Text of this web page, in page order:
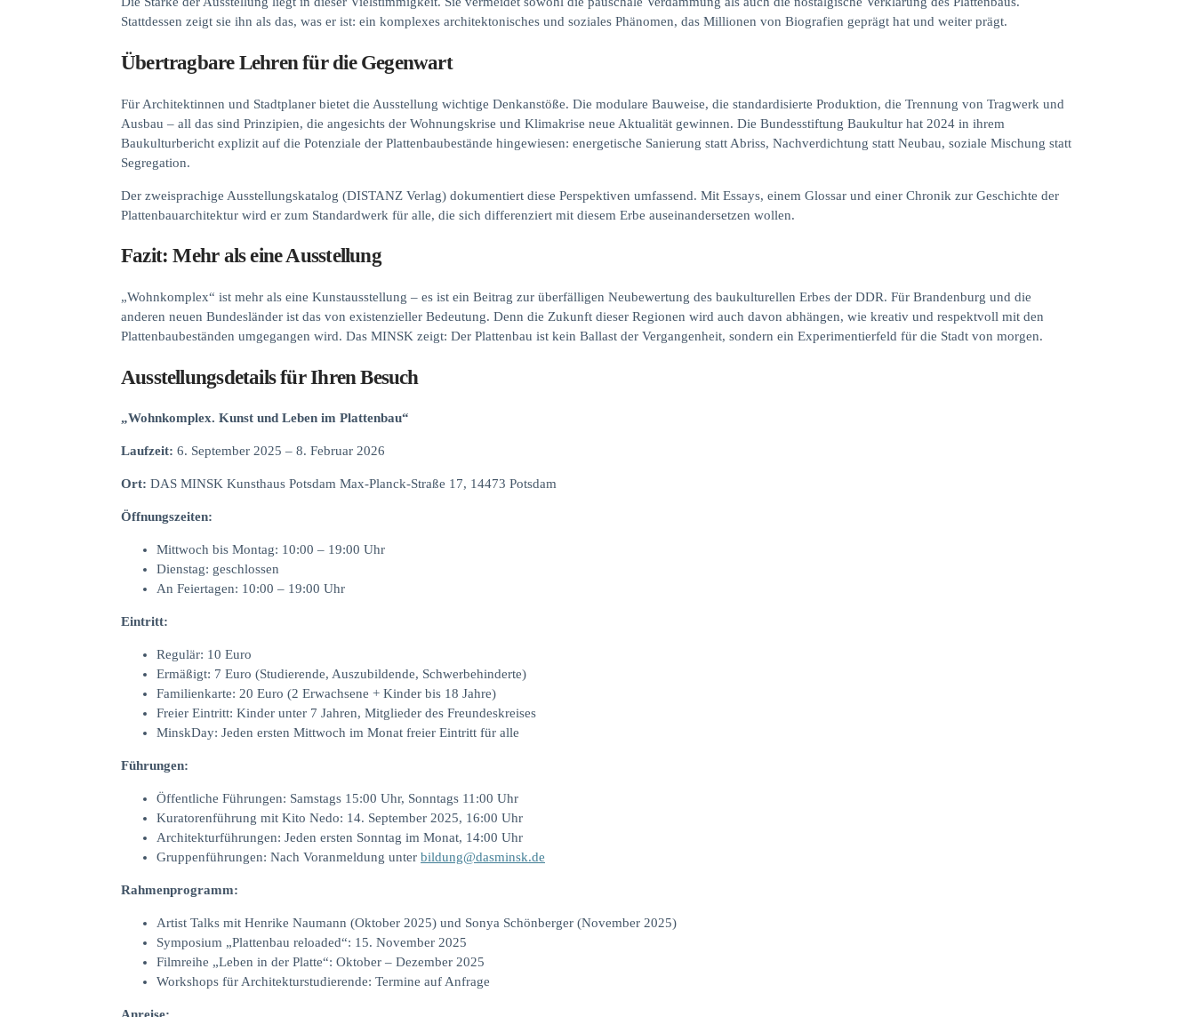
Stattdessen zeigt sie ihn als das, was er ist: ein komplexes architektonisches und soziales Phänomen, das Millionen von Biografien geprägt hat und weiter prägt.
Übertragbare Lehren für die Gegenwart
Für Architektinnen und Stadtplaner bietet die Ausstellung wichtige Denkanstöße. Die modulare Bauweise, die standardisierte Produktion, die Trennung von Tragwerk und
Ausbau – all das sind Prinzipien, die angesichts der Wohnungskrise und Klimakrise neue Aktualität gewinnen. Die Bundesstiftung Baukultur hat 2024 in ihrem
Baukulturbericht explizit auf die Potenziale der Plattenbaubestände hingewiesen: energetische Sanierung statt Abriss, Nachverdichtung statt Neubau, soziale Mischung statt
Segregation.
Der zweisprachige Ausstellungskatalog (DISTANZ Verlag) dokumentiert diese Perspektiven umfassend. Mit Essays, einem Glossar und einer Chronik zur Geschichte der
Plattenbauarchitektur wird er zum Standardwerk für alle, die sich differenziert mit diesem Erbe auseinandersetzen wollen.
Fazit: Mehr als eine Ausstellung
„Wohnkomplex“ ist mehr als eine Kunstausstellung – es ist ein Beitrag zur überfälligen Neubewertung des baukulturellen Erbes der DDR. Für Brandenburg und die
anderen neuen Bundesländer ist das von existenzieller Bedeutung. Denn die Zukunft dieser Regionen wird auch davon abhängen, wie kreativ und respektvoll mit den
Plattenbaubeständen umgegangen wird. Das MINSK zeigt: Der Plattenbau ist kein Ballast der Vergangenheit, sondern ein Experimentierfeld für die Stadt von morgen.
Ausstellungsdetails für Ihren Besuch
„Wohnkomplex. Kunst und Leben im Plattenbau“
Laufzeit: 6. September 2025 – 8. Februar 2026
Ort: DAS MINSK Kunsthaus Potsdam Max-Planck-Straße 17, 14473 Potsdam
Öffnungszeiten:
Mittwoch bis Montag: 10:00 – 19:00 Uhr
Dienstag: geschlossen
An Feiertagen: 10:00 – 19:00 Uhr
Eintritt:
Regulär: 10 Euro
Ermäßigt: 7 Euro (Studierende, Auszubildende, Schwerbehinderte)
Familienkarte: 20 Euro (2 Erwachsene + Kinder bis 18 Jahre)
Freier Eintritt: Kinder unter 7 Jahren, Mitglieder des Freundeskreises
MinskDay: Jeden ersten Mittwoch im Monat freier Eintritt für alle
Führungen:
Öffentliche Führungen: Samstags 15:00 Uhr, Sonntags 11:00 Uhr
Kuratorenführung mit Kito Nedo: 14. September 2025, 16:00 Uhr
Architekturführungen: Jeden ersten Sonntag im Monat, 14:00 Uhr
Gruppenführungen: Nach Voranmeldung unter bildung@dasminsk.de
Rahmenprogramm:
Artist Talks mit Henrike Naumann (Oktober 2025) und Sonya Schönberger (November 2025)
Symposium „Plattenbau reloaded“: 15. November 2025
Filmreihe „Leben in der Platte“: Oktober – Dezember 2025
Workshops für Architekturstudierende: Termine auf Anfrage